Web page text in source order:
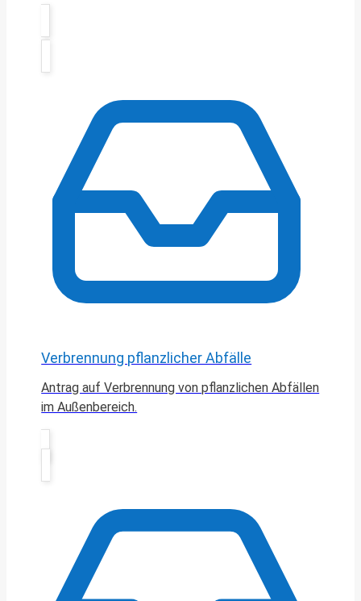
Verbrennung pflanzlicher Abfälle
Antrag auf Verbrennung von pflanzlichen Abfällen
im Außenbereich.